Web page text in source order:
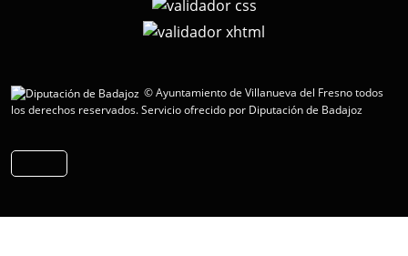
© Ayuntamiento de Villanueva del Fresno todos
los derechos reservados.Servicio ofrecido por Diputación de Badajoz